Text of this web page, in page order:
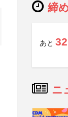
締
あと 32
ニ